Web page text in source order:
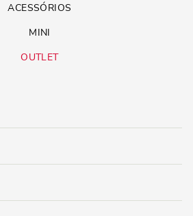
ACESSÓRIOS
MINI
OUTLET